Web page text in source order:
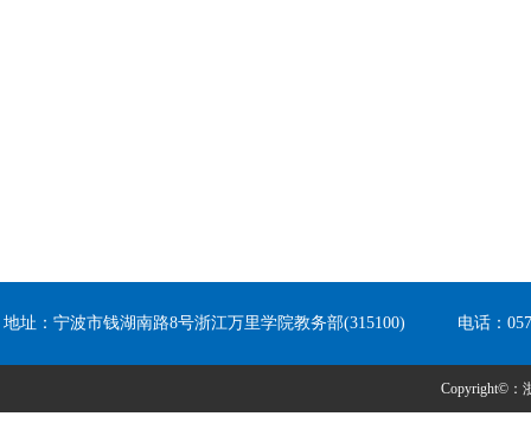
地址：宁波市钱湖南路8号浙江万里学院教务部(315100) 电话：
Copyright©：